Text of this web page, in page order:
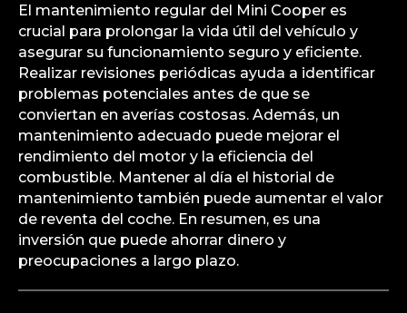
El mantenimiento regular del Mini Cooper es
crucial para prolongar la vida útil del vehículo y
asegurar su funcionamiento seguro y eficiente.
Realizar revisiones periódicas ayuda a identificar
problemas potenciales antes de que se
conviertan en averías costosas. Además, un
mantenimiento adecuado puede mejorar el
rendimiento del motor y la eficiencia del
combustible. Mantener al día el historial de
mantenimiento también puede aumentar el valor
de reventa del coche. En resumen, es una
inversión que puede ahorrar dinero y
preocupaciones a largo plazo.